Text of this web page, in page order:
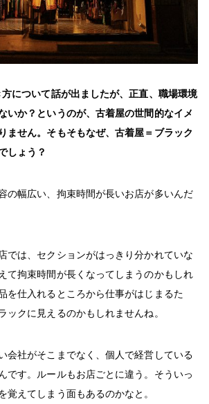
について話が出ましたが、正直、職場環境
いか？というのが、古着屋の世間的なイメ
ません。そもそもなぜ、古着屋＝ブラック
しょう？
の幅広い、拘束時間が長いお店が多いんだ
では、セクションがはっきり分かれていな
て拘束時間が長くなってしまうのかもしれ
を仕入れるところから仕事がはじまるた
ックに見えるのかもしれませんね。
会社がそこまでなく、個人で経営している
です。ルールもお店ごとに違う。そういっ
覚えてしまう面もあるのかなと。